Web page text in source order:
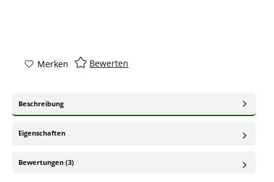
Merken Bewerten
Beschreibung
Eigenschaften
Bewertungen (3)